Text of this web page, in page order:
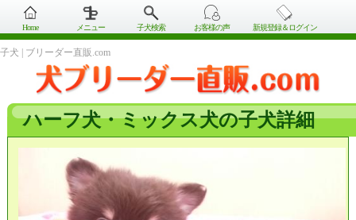
Home メニュー 子犬検索 お客様の声 新規登録＆ログイン
子犬 | ブリーダー直販.com
ハーフ犬・ミックス犬の子犬詳細